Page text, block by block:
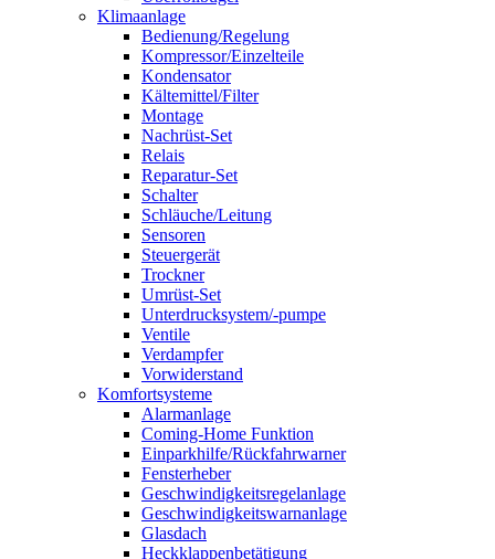
Klimaanlage
Bedienung/Regelung
Kompressor/Einzelteile
Kondensator
Kältemittel/Filter
Montage
Nachrüst-Set
Relais
Reparatur-Set
Schalter
Schläuche/Leitung
Sensoren
Steuergerät
Trockner
Umrüst-Set
Unterdrucksystem/-pumpe
Ventile
Verdampfer
Vorwiderstand
Komfortsysteme
Alarmanlage
Coming-Home Funktion
Einparkhilfe/Rückfahrwarner
Fensterheber
Geschwindigkeitsregelanlage
Geschwindigkeitswarnanlage
Glasdach
Heckklappenbetätigung